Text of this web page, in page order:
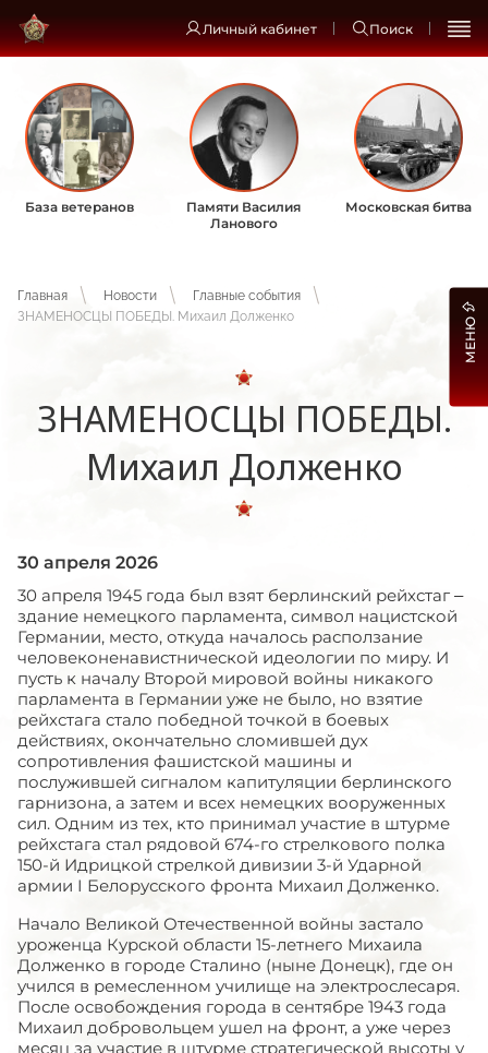
Личный кабинет Поиск
База ветеранов
Памяти Василия
Ланового
Московская битва
Главная Новости
Главные события
ЗНАМЕНОСЦЫ ПОБЕДЫ. Михаил Долженко
ЗНАМЕНОСЦЫ ПОБЕДЫ.
Михаил Долженко
30 апреля 2026
30 апреля 1945 года был взят берлинский рейхстаг –
здание немецкого парламента, символ нацистской
Германии, место, откуда началось расползание
человеконенавистнической идеологии по миру. И
пусть к началу Второй мировой войны никакого
парламента в Германии уже не было, но взятие
рейхстага стало победной точкой в боевых
действиях, окончательно сломившей дух
сопротивления фашистской машины и
послужившей сигналом капитуляции берлинского
гарнизона, а затем и всех немецких вооруженных
сил. Одним из тех, кто принимал участие в штурме
рейхстага стал рядовой 674-го стрелкового полка
150-й Идрицкой стрелкой дивизии 3-й Ударной
армии I Белорусского фронта Михаил Долженко.
Начало Великой Отечественной войны застало
уроженца Курской области 15-летнего Михаила
Долженко в городе Сталино (ныне Донецк), где он
учился в ремесленном училище на электрослесаря.
После освобождения города в сентябре 1943 года
Михаил добровольцем ушел на фронт, а уже через
месяц за участие в штурме стратегической высоты у
МЕНЮ